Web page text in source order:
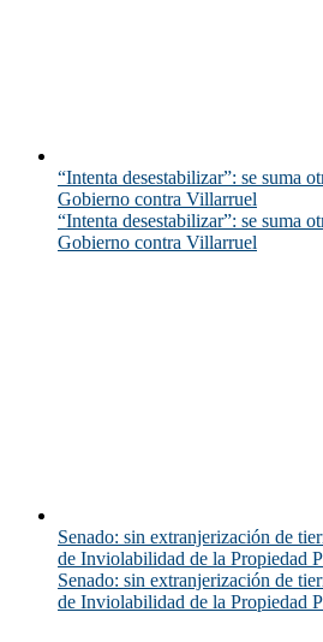
“Intenta desestabilizar”: se suma
Gobierno contra Villarruel
“Intenta desestabilizar”: se suma
Gobierno contra Villarruel
Senado: sin extranjerización de
de Inviolabilidad de la Propiedad
Senado: sin extranjerización de
de Inviolabilidad de la Propiedad